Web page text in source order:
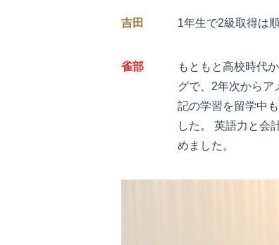
吉田 1年生で2級取得は
雀部
もともと高校時代
グで、2年次からア
記の学習を留学中
した。 英語力と会
めました。